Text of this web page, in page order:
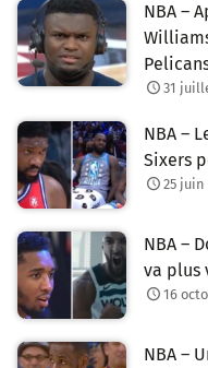
NBA –
31
NBA –
Sixers
25 juin
NBA –
va plus
16
NBA –